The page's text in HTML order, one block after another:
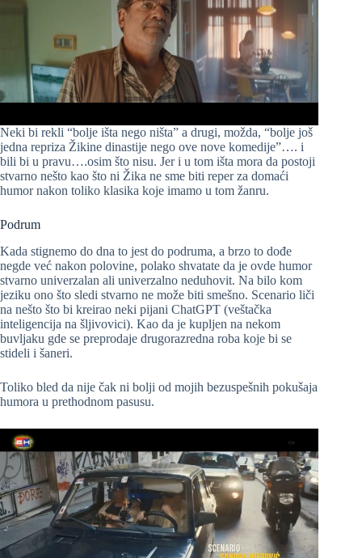
Neki bi rekli “bolje išta nego ništa” a drugi, možda, “bolje još
jedna repriza Žikine dinastije nego ove nove komedije”…. i
bili bi u pravu….osim što nisu. Jer i u tom išta mora da postoji
stvarno nešto kao što ni Žika ne sme biti reper za domaći
humor nakon toliko klasika koje imamo u tom žanru.
Podrum
Kada stignemo do dna to jest do podruma, a brzo to dođe
negde već nakon polovine, polako shvatate da je ovde humor
stvarno univerzalan ali univerzalno neduhovit. Na bilo kom
jeziku ono što sledi stvarno ne može biti smešno. Scenario liči
na nešto što bi kreirao neki pijani ChatGPT (veštačka
inteligencija na šljivovici). Kao da je kupljen na nekom
buvljaku gde se preprodaje drugorazredna roba koje bi se
stideli i šaneri.
Toliko bled da nije čak ni bolji od mojih bezuspešnih pokušaja
humora u prethodnom pasusu.